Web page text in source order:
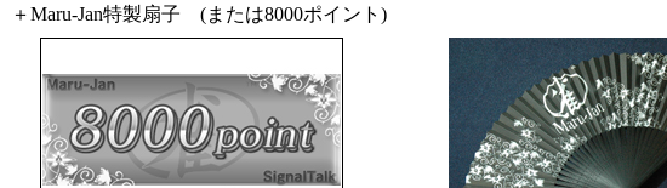
＋Maru-Jan特製扇子 (または8000ポイント)